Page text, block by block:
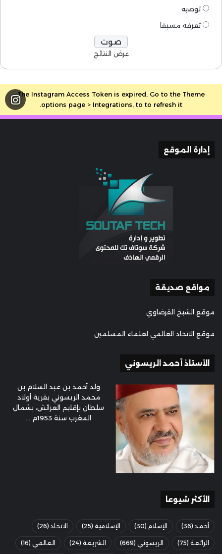
توصيه
تعرفه مسبقا
عرض النتائج
The Instagram Access Token is expired, Go to the Theme
options page > Integrations, to to refresh it.
إدارة الموقع
مواقع صديقة
موقع الشيخ القرضاوي
موقع الاتحاد العالمي لعلماء المسلمين
الأستاذ أحمد الريسوني
ولد أحمد بن عبد السلام بن
محمد الريسوني بقرية أولاد
سلطان بإقليم العرائش، بشمال
المغرب سنة 1953م ...
الأكثر شيوعا
أحمد (36) الإسلام (30) الإسلامية (25) الاتحاد (26)
الرائعة (75) الريسوني (669) الشريعة (24) العالمي (16)